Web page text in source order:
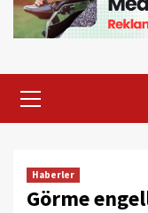
Menu
Haberler
Görme